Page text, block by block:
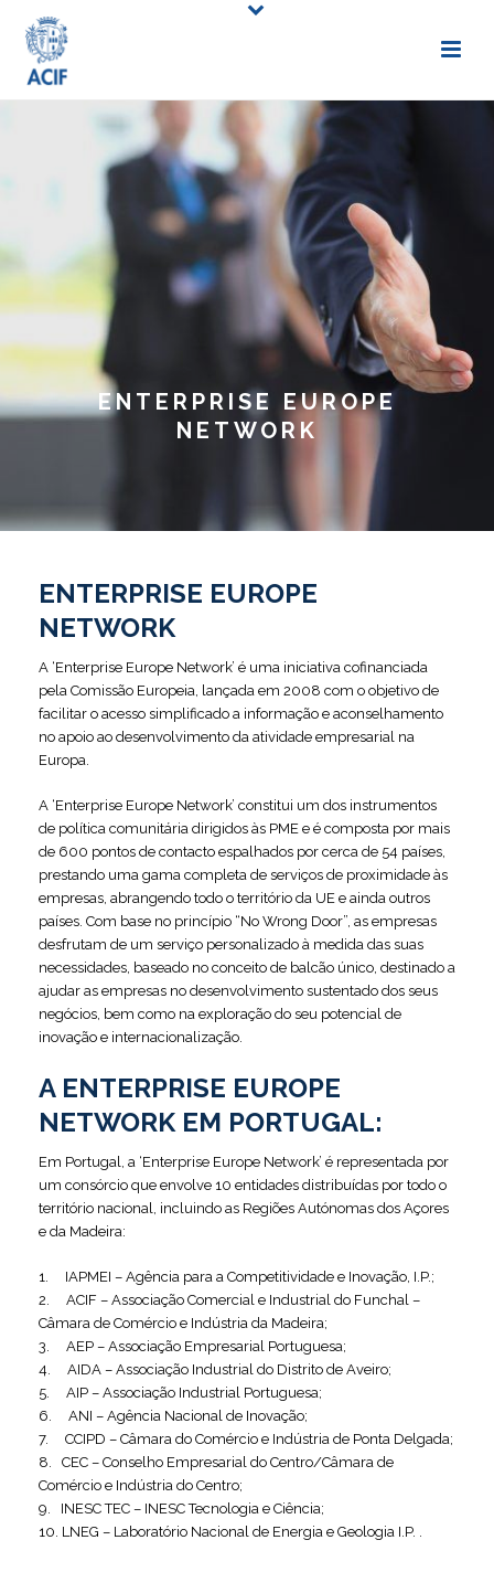
ENTERPRISE EUROPE
NETWORK
ENTERPRISE EUROPE
NETWORK
A ‘Enterprise Europe Network’ é uma iniciativa cofinanciada
pela Comissão Europeia, lançada em 2008 com o objetivo de
facilitar o acesso simplificado a informação e aconselhamento
no apoio ao desenvolvimento da atividade empresarial na
Europa.
A ‘Enterprise Europe Network’ constitui um dos instrumentos
de política comunitária dirigidos às PME e é composta por mais
de 600 pontos de contacto espalhados por cerca de 54 países,
prestando uma gama completa de serviços de proximidade às
empresas, abrangendo todo o território da UE e ainda outros
países. Com base no princípio “No Wrong Door”, as empresas
desfrutam de um serviço personalizado à medida das suas
necessidades, baseado no conceito de balcão único, destinado a
ajudar as empresas no desenvolvimento sustentado dos seus
negócios, bem como na exploração do seu potencial de
inovação e internacionalização.
A ENTERPRISE EUROPE
NETWORK EM PORTUGAL:
Em Portugal, a ‘Enterprise Europe Network’ é representada por
um consórcio que envolve 10 entidades distribuídas por todo o
território nacional, incluindo as Regiões Autónomas dos Açores
e da Madeira:
1. IAPMEI – Agência para a Competitividade e Inovação, I.P.;
2. ACIF – Associação Comercial e Industrial do Funchal –
Câmara de Comércio e Indústria da Madeira;
3. AEP – Associação Empresarial Portuguesa;
4. AIDA – Associação Industrial do Distrito de Aveiro;
5. AIP – Associação Industrial Portuguesa;
6. ANI – Agência Nacional de Inovação;
7. CCIPD – Câmara do Comércio e Indústria de Ponta Delgada;
8. CEC – Conselho Empresarial do Centro/Câmara de
Comércio e Indústria do Centro;
9. INESC TEC – INESC Tecnologia e Ciência;
10. LNEG – Laboratório Nacional de Energia e Geologia I.P. .